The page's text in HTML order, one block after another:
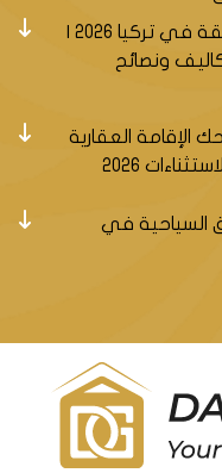
ونصائح
الإقامة العقارية
2026
السياحية في